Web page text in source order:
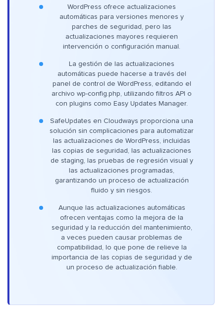
WordPress ofrece actualizaciones
automáticas para versiones menores y
parches de seguridad, pero las
actualizaciones mayores requieren
intervención o configuración manual.
La gestión de las actualizaciones
automáticas puede hacerse a través del
panel de control de WordPress, editando el
archivo wp-config.php, utilizando filtros API o
con plugins como Easy Updates Manager.
SafeUpdates en Cloudways proporciona una
solución sin complicaciones para automatizar
las actualizaciones de WordPress, incluidas
las copias de seguridad, las actualizaciones
de staging, las pruebas de regresión visual y
las actualizaciones programadas,
garantizando un proceso de actualización
fluido y sin riesgos.
Aunque las actualizaciones automáticas
ofrecen ventajas como la mejora de la
seguridad y la reducción del mantenimiento,
a veces pueden causar problemas de
compatibilidad, lo que pone de relieve la
importancia de las copias de seguridad y de
un proceso de actualización fiable.